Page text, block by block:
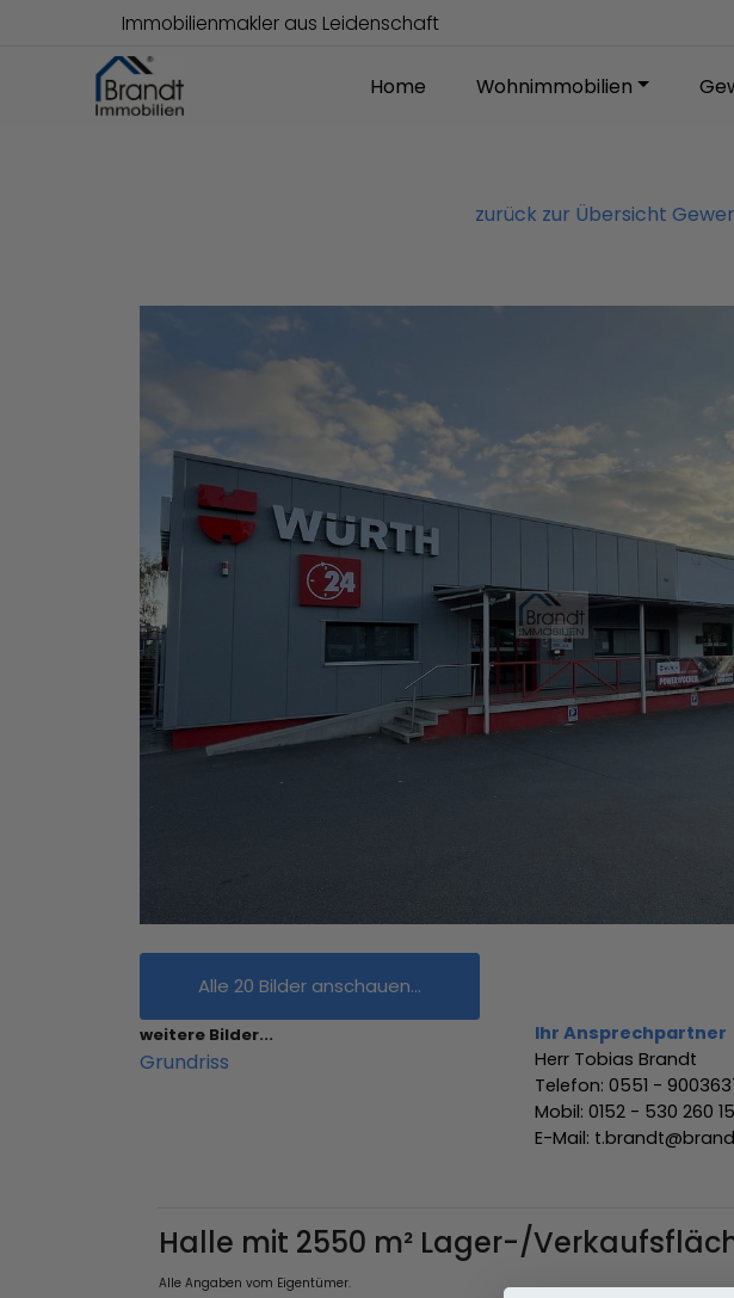
Immobilienmakler aus Leidenschaft
Home Wohnimmobilien
zurück zur Übersicht
Alle 20 Bilder anschauen...
weitere Bilder...
Grundriss
Ihr Ansprechpartner
Herr Tobias Brandt
Telefon: 0551 -
Mobil: 0152 - 530 260 15
E-Mail:
Halle mit 2550 m² Lager-/
Alle Angaben vom Eigentümer.